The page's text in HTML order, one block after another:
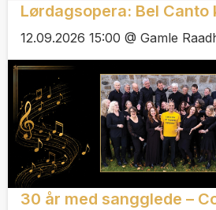
Lørdagsopera: Bel Canto
12.09.2026 15:00 @ Gamle
30 år med sangglede –